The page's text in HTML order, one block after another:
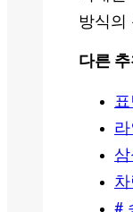
방식의
다른